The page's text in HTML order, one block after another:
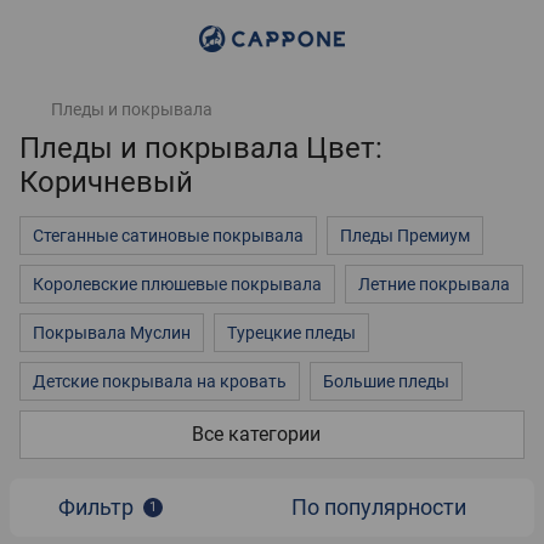
Пледы и покрывала
Пледы и покрывала Цвет:
Коричневый
Стеганные сатиновые покрывала Пледы Премиум
Королевские плюшевые покрывала Летние покрывала
Покрывала Муслин Турецкие пледы
Детские покрывала на кровать Большие пледы
Покрывала на двуспальную кровать
Все категории
Фильтр 1 По популярности